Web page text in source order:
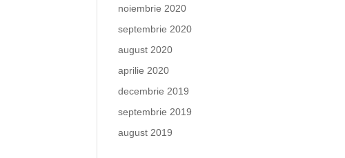
noiembrie 2020
septembrie 2020
august 2020
aprilie 2020
decembrie 2019
septembrie 2019
august 2019